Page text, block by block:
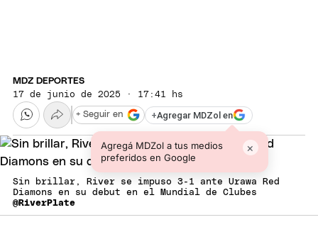
MDZ DEPORTES
17 de junio de 2025 · 17:41 hs
+Agregar MDZol en
Agregá MDZol a tus medios
preferidos en Google
×
+ Seguir en
Sin brillar, River se impuso 3-1 ante Urawa Red
Diamons en su debut en el Mundial de Clubes
@RiverPlate